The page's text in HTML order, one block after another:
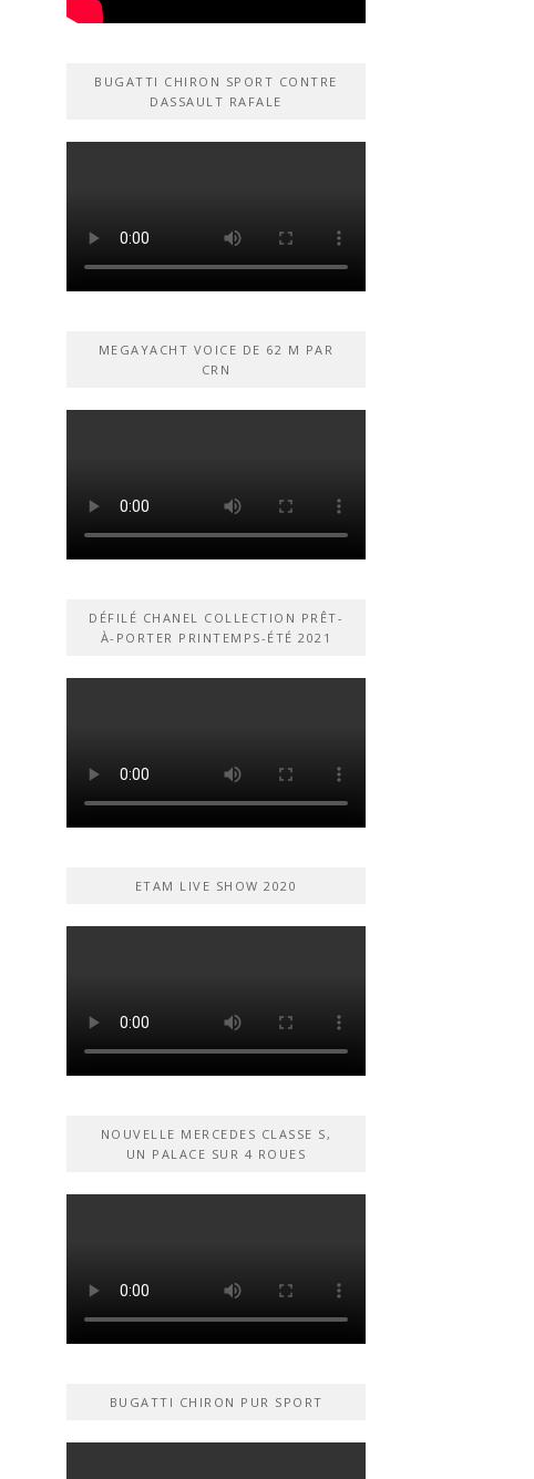
BUGATTI CHIRON SPORT CONTRE
DASSAULT RAFALE
MEGAYACHT VOICE DE 62 M PAR
CRN
DÉFILÉ CHANEL COLLECTION PRÊT-
À-PORTER PRINTEMPS-ÉTÉ 2021
ETAM LIVE SHOW 2020
NOUVELLE MERCEDES CLASSE S,
UN PALACE SUR 4 ROUES
BUGATTI CHIRON PUR SPORT